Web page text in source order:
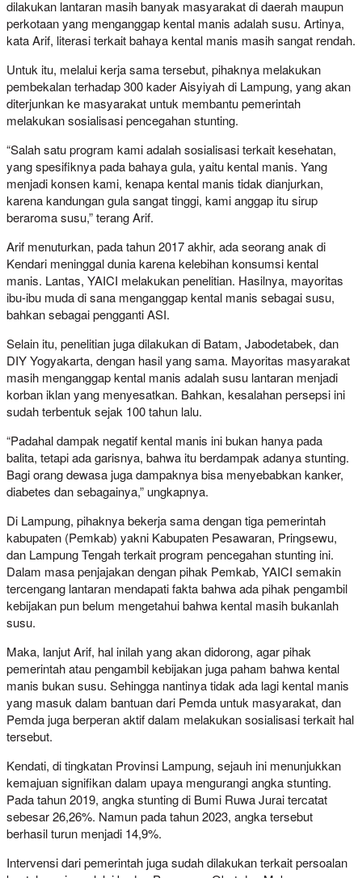
dilakukan lantaran masih banyak masyarakat di daerah maupun
perkotaan yang menganggap kental manis adalah susu. Artinya,
kata Arif, literasi terkait bahaya kental manis masih sangat rendah.
Untuk itu, melalui kerja sama tersebut, pihaknya melakukan
pembekalan terhadap 300 kader Aisyiyah di Lampung, yang akan
diterjunkan ke masyarakat untuk membantu pemerintah
melakukan sosialisasi pencegahan stunting.
“Salah satu program kami adalah sosialisasi terkait kesehatan,
yang spesifiknya pada bahaya gula, yaitu kental manis. Yang
menjadi konsen kami, kenapa kental manis tidak dianjurkan,
karena kandungan gula sangat tinggi, kami anggap itu sirup
beraroma susu,” terang Arif.
Arif menuturkan, pada tahun 2017 akhir, ada seorang anak di
Kendari meninggal dunia karena kelebihan konsumsi kental
manis. Lantas, YAICI melakukan penelitian. Hasilnya, mayoritas
ibu-ibu muda di sana menganggap kental manis sebagai susu,
bahkan sebagai pengganti ASI.
Selain itu, penelitian juga dilakukan di Batam, Jabodetabek, dan
DIY Yogyakarta, dengan hasil yang sama. Mayoritas masyarakat
masih menganggap kental manis adalah susu lantaran menjadi
korban iklan yang menyesatkan. Bahkan, kesalahan persepsi ini
sudah terbentuk sejak 100 tahun lalu.
“Padahal dampak negatif kental manis ini bukan hanya pada
balita, tetapi ada garisnya, bahwa itu berdampak adanya stunting.
Bagi orang dewasa juga dampaknya bisa menyebabkan kanker,
diabetes dan sebagainya,” ungkapnya.
Di Lampung, pihaknya bekerja sama dengan tiga pemerintah
kabupaten (Pemkab) yakni Kabupaten Pesawaran, Pringsewu,
dan Lampung Tengah terkait program pencegahan stunting ini.
Dalam masa penjajakan dengan pihak Pemkab, YAICI semakin
tercengang lantaran mendapati fakta bahwa ada pihak pengambil
kebijakan pun belum mengetahui bahwa kental masih bukanlah
susu.
Maka, lanjut Arif, hal inilah yang akan didorong, agar pihak
pemerintah atau pengambil kebijakan juga paham bahwa kental
manis bukan susu. Sehingga nantinya tidak ada lagi kental manis
yang masuk dalam bantuan dari Pemda untuk masyarakat, dan
Pemda juga berperan aktif dalam melakukan sosialisasi terkait hal
tersebut.
Kendati, di tingkatan Provinsi Lampung, sejauh ini menunjukkan
kemajuan signifikan dalam upaya mengurangi angka stunting.
Pada tahun 2019, angka stunting di Bumi Ruwa Jurai tercatat
sebesar 26,26%. Namun pada tahun 2023, angka tersebut
berhasil turun menjadi 14,9%.
Intervensi dari pemerintah juga sudah dilakukan terkait persoalan